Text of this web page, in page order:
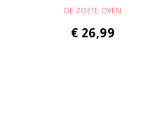
DE ZOETE OVEN
€ 26,99